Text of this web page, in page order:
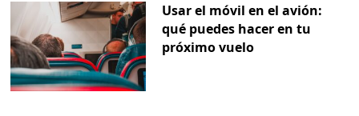
Usar el móvil en el avión:
qué puedes hacer en tu
próximo vuelo